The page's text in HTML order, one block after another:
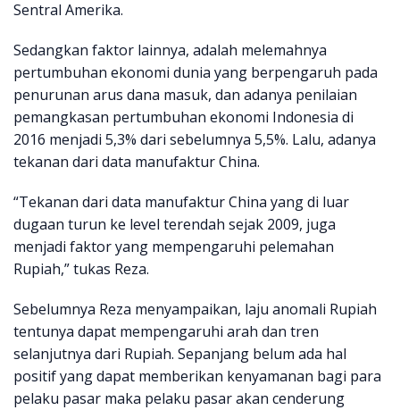
Sentral Amerika.
Sedangkan faktor lainnya, adalah melemahnya
pertumbuhan ekonomi dunia yang berpengaruh pada
penurunan arus dana masuk, dan adanya penilaian
pemangkasan pertumbuhan ekonomi Indonesia di
2016 menjadi 5,3% dari sebelumnya 5,5%. Lalu, adanya
tekanan dari data manufaktur China.
“Tekanan dari data manufaktur China yang di luar
dugaan turun ke level terendah sejak 2009, juga
menjadi faktor yang mempengaruhi pelemahan
Rupiah,” tukas Reza.
Sebelumnya Reza menyampaikan, laju anomali Rupiah
tentunya dapat mempengaruhi arah dan tren
selanjutnya dari Rupiah. Sepanjang belum ada hal
positif yang dapat memberikan kenyamanan bagi para
pelaku pasar maka pelaku pasar akan cenderung